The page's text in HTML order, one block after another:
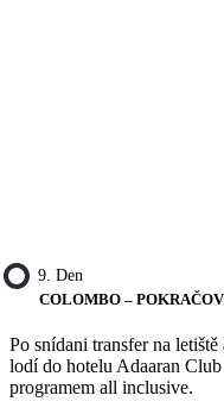
9. Den
COLOMBO –
Po snídani transfer na
lodí do hotelu Adaaran
programem all inclusive.